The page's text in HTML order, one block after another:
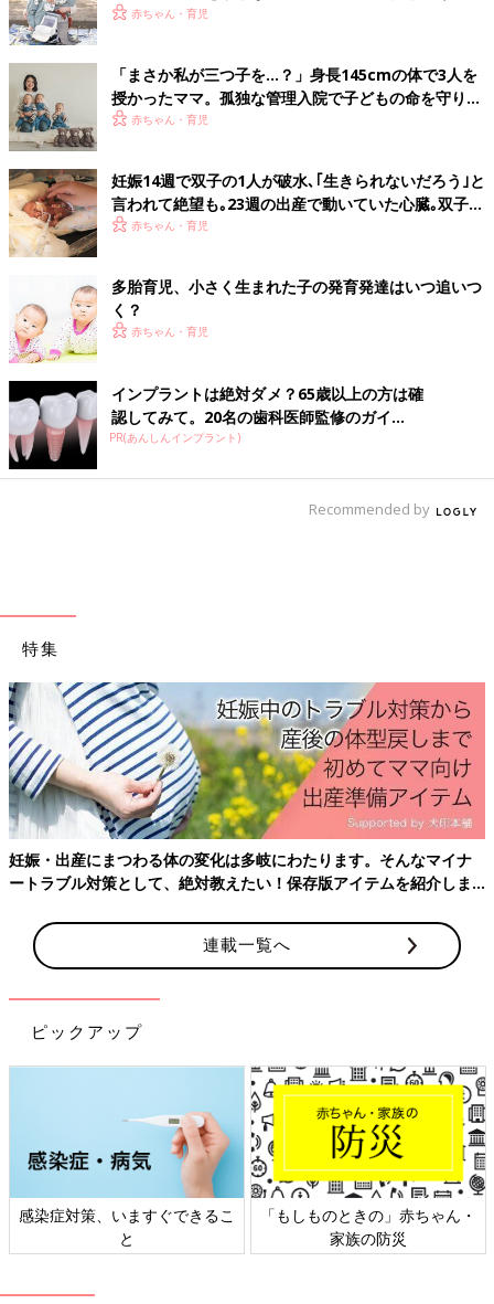
おもちゃの取り合いなどもしますが、そんな経験から赤ちゃんは
人とのかかわり方を学び、
ようになります。
単胎の子にはない経験が、発達に影響を与えることも
双子・三つ子も、このような発達の時期やステップは単胎の子と
まったく変わりありません。ただ、常に同じような人間が近くに
いて、手足を動かしたり、話したり、泣いたりしているという環
境にあることから、多少単胎の子と違った道筋をたどることはあ
先を越されるという体験から、他者の存在をより確認しやすいと
か、きょうだい間で意思の疎通が事たりてしまうので、お友だち
への関心が薄いなどです。また、自己主張の表し方も、一方が激
しいともう一方はおとなしめなど、なんとなくバランスがとれて
いる場合もあるでしょう。
ただし、これらは多胎という環境による一時的なものであって、
将来を決定づけるものではありません。多くは環境の変化によっ
て、変わるものと考えていいでしょう。
の理由をみていきましょう。
双子・三つ子は言葉の発達が遅れがちといわれるのには、次のよ
うな理由が考えられます。
1つ目は、いつもきょうだい同士で遊んでいるので、お互いに言
葉で表現しなくても、以心伝心でわかってしまうということで
す。子どもたちだけにわかる、暗号のような言葉を使ってコミュ
ニケーションをしていることもあり、そのような場合、大人にも
通用する言葉を獲得する動機が低くなってしまうのです。
2つ目は、親が子どもたちと一対一でかかわる時間をとりにくい
ということがあります。言葉の発達には、ママやパパの語りかけ
ありません。「〇〇ちゃん、おむつ替えようね」「△△ちゃん、
おててやわらかいね」というように、お世話をするたびに、今や
っていることやママやパパが感じたことをそのまま言葉にするだ
けで十分です。それが子どもたちの言葉の発達を促すことにつな
子どもたちに言葉の遅れがみられても、悲観する必要はありませ
ん。幼稚園や 保育園 に通い集団生活をするようになれば、自然に
言葉を獲得していく子がほとんどです。健診などで言葉が遅いと
指摘されたとしても、あまり悩まないで。いずれ解決するものと
ちゃん育児！【多胎インタビュー・後編】
赤ちゃん・育児
「まさか私が三つ子を…？」身長145cmの体で3人を
授かったママ。孤独な管理入院で子どもの命を守り抜
いた！【多胎インタビュー・前編】
赤ちゃん・育児
妊娠14週で双子の1人が破水､｢生きられないだろう｣と
言われて絶望も｡23週の出産で動いていた心臓｡双子の
生命力に涙した【低出生体重児】
赤ちゃん・育児
多胎育児、小さく生まれた子の発育発達はいつ追いつ
く？
赤ちゃん・育児
インプラントは絶対ダメ？65歳以上の方は確
認してみて。20名の歯科医師監修のガイ...
PR(あんしんインプラント)
Recommended by
特集
妊娠・出産にまつわる体の変化は多岐にわたります。そんなマイナ
ートラブル対策として、絶対教えたい！保存版アイテムを紹介しま
連載一覧へ
ピックアップ
感染症対策、いますぐできるこ
と
「もしものときの」赤ちゃん・
家族の防災